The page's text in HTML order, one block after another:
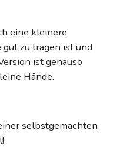
eine kleinere
zu tragen ist und
ist genauso
Hände.
selbstgemachten